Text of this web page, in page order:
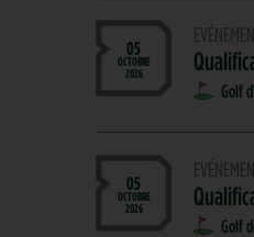
05
OCTOBRE
2026
Golf
05
OCTOBRE
2026
Golf